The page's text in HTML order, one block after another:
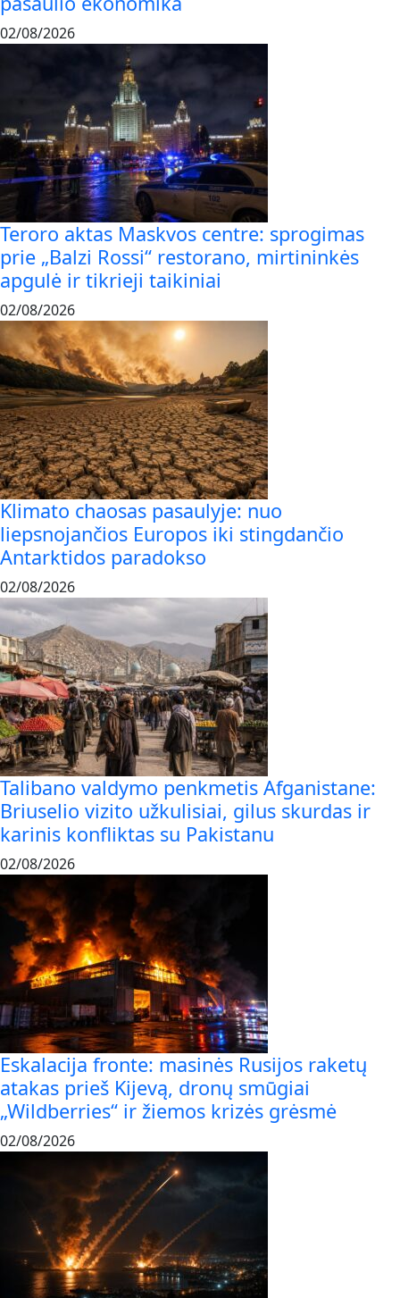
02/08/2026
Teroro aktas Maskvos centre: sprogimas
prie „Balzi Rossi“ restorano, mirtininkės
apgulė ir tikrieji taikiniai
02/08/2026
Klimato chaosas pasaulyje: nuo
liepsnojančios Europos iki stingdančio
Antarktidos paradokso
02/08/2026
Talibano valdymo penkmetis Afganistane:
Briuselio vizito užkulisiai, gilus skurdas ir
karinis konfliktas su Pakistanu
02/08/2026
Eskalacija fronte: masinės Rusijos raketų
atakas prieš Kijevą, dronų smūgiai
„Wildberries“ ir žiemos krizės grėsmė
02/08/2026